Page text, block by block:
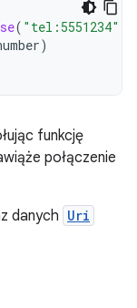
( "tel:5551234"
)
funkcję
połączenie
danych Uri